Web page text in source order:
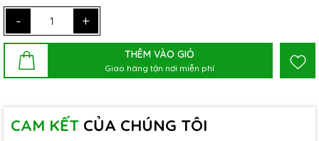
- +
THÊM VÀO GIỎ
Giao hàng tận nơi miễn phí
CAM KẾT CỦA CHÚNG TÔI